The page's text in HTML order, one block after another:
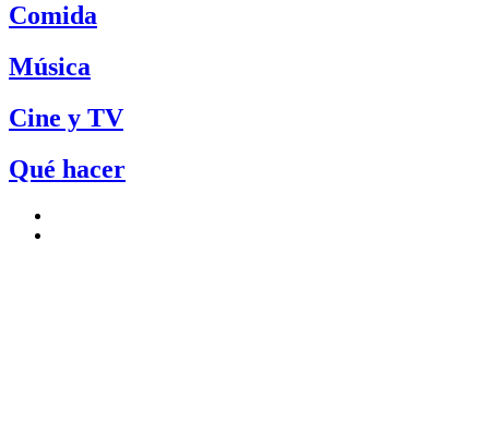
Comida
Música
Cine y TV
Qué hacer